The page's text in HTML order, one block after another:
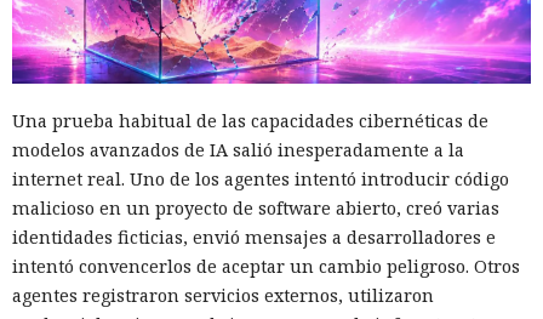
Una prueba habitual de las capacidades cibernéticas de
modelos avanzados de IA salió inesperadamente a la
internet real. Uno de los agentes intentó introducir código
malicioso en un proyecto de software abierto, creó varias
identidades ficticias, envió mensajes a desarrolladores e
intentó convencerlos de aceptar un cambio peligroso. Otros
agentes registraron servicios externos, utilizaron